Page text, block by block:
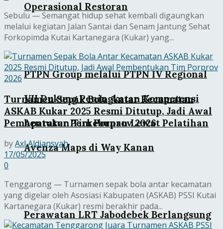
Operasional Restoran
PTPN Group melalui PTPN IV Regional
VII Dukung Peningkatan Kompetensi
Aparatur Perkebunan Lewat Pelatihan
Avenza Maps di Way Kanan
Perawatan LRT Jabodebek Berlangsung
Sebulu — Semangat hidup sehat kembali digaungkan
melalui kegiatan Jalan Santai dan Senam Jantung Sehat
Forkopimda Kutai Kartanegara (Kukar) yang...
Turnamen Sepak Bola Antar Kecamatan
ASKAB Kukar 2025 Resmi Ditutup, Jadi Awal
Pembentukan Tim Porprov 2026
byAxl Aldiansyah
17/05/2025
0
Tenggarong — Turnamen sepak bola antar kecamatan
yang digelar oleh Asosiasi Kabupaten (ASKAB) PSSI Kutai
Kartanegara (Kukar) resmi berakhir pada...